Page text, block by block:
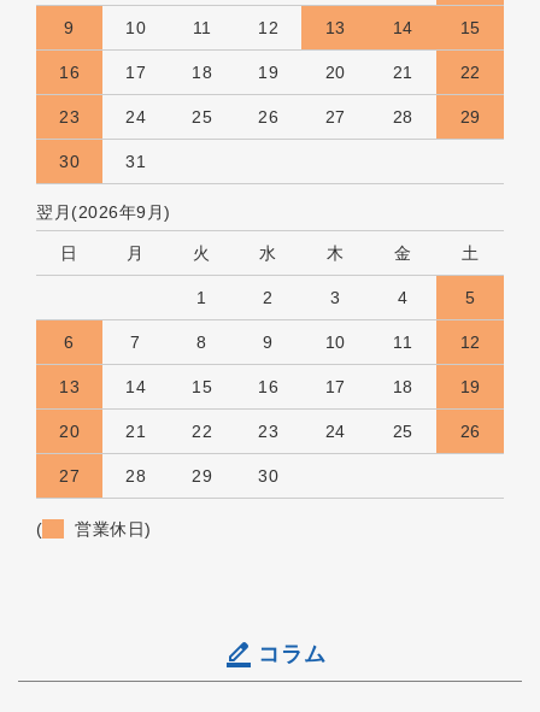
9 10 11 12 13 14 15
16 17 18 19 20 21 22
23 24 25 26 27 28 29
30 31
翌月(2026年9月)
日 月 火 水 木 金 土
1 2 3 4 5
6 7 8 9 10 11 12
13 14 15 16 17 18 19
20 21 22 23 24 25 26
27 28 29 30
( 営業休日)
コラム